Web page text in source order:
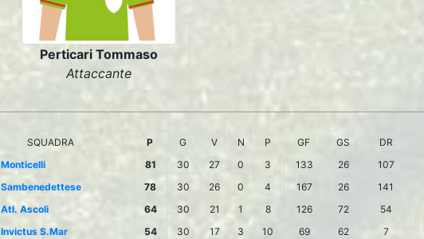
Perticari Tommaso
Attaccante
SQUADRA P G V N P GF GS
DR
Monticelli 81 30 27 0 3 133 26
107
Sambenedettese 78 30 26 0 4 167 26
141
Atl. Ascoli 64 30 21 1 8 126 72
54
Invictus S.Mar 54 30 17 3 10 69 62 7